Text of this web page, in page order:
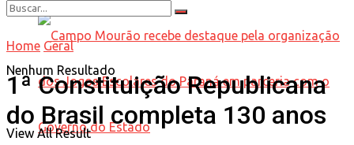
Nenhum Resultado
View All Result
Home Geral
1ª Constituição Republicana
do Brasil completa 130 anos